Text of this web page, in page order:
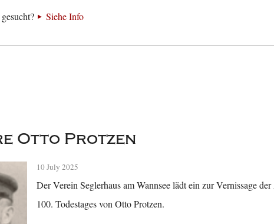
Siehe Info
Otto Protzen
10 July 2025
Der Verein Seglerhaus am Wannsee lädt ein zur Vernissage
100. Todestages von Otto Protzen.